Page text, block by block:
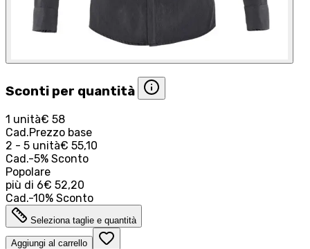
Sconti per quantità
1 unità€ 58
Cad.Prezzo base
2 - 5 unità€ 55,10
Cad.-5% Sconto
Popolare
più di 6€ 52,20
Cad.-10% Sconto
Seleziona taglie e quantità
Aggiungi al carrello